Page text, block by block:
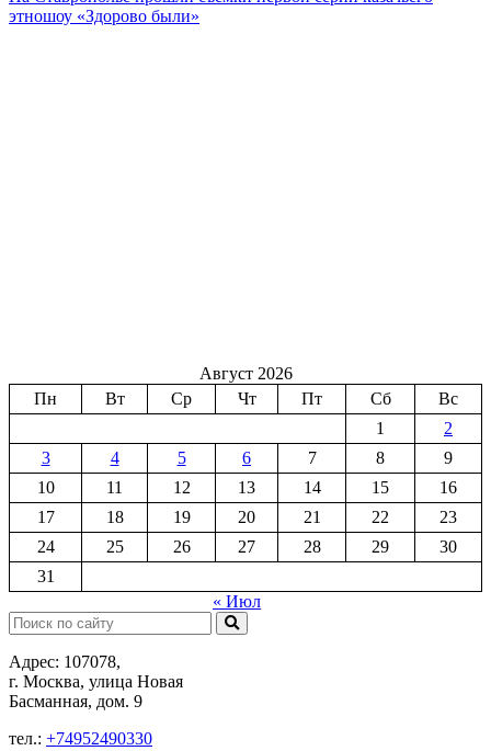
этношоу «Здорово были»
Август 2026
Пн
Вт Ср Чт Пт Сб
Вс
1
2
3
4 5 6 7 8
9
10
11 12 13 14 15
16
17
18 19 20 21 22
23
24
25 26 27 28 29
30
31
« Июл
Поиск:
Адрес: 107078,
г. Москва, улица Новая
Басманная, дом. 9
тел.: +74952490330